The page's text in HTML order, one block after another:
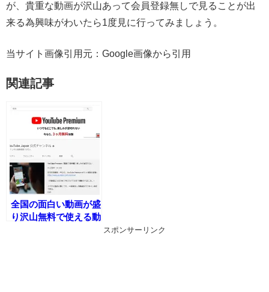
が、貴重な動画が沢山あって会員登録無しで見ることが出
来る為興味がわいたら1度見に行ってみましょう。
当サイト画像引用元：Google画像から引用
関連記事
全国の面白い動画が盛
り沢山無料で使える動
スポンサーリンク